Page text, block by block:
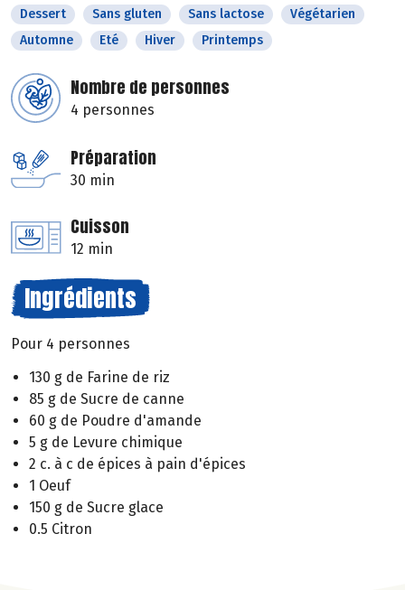
Dessert Sans gluten Sans lactose
Végétarien
Automne
Eté Hiver Printemps
Nombre de personnes
4 personnes
Préparation
30 min
Cuisson
12 min
Ingrédients
Pour 4 personnes
130 g de Farine de riz
85 g de Sucre de canne
60 g de Poudre d'amande
5 g de Levure chimique
2 c. à c de épices à pain d'épices
1 Oeuf
150 g de Sucre glace
0.5 Citron